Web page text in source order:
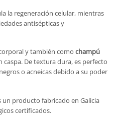
la regeneración celular, mientras
antisépticas y
y también como champú
caspa. De textura dura, es perfecto
o acneicas debido a su poder
un producto fabricado en Galicia
certificados.